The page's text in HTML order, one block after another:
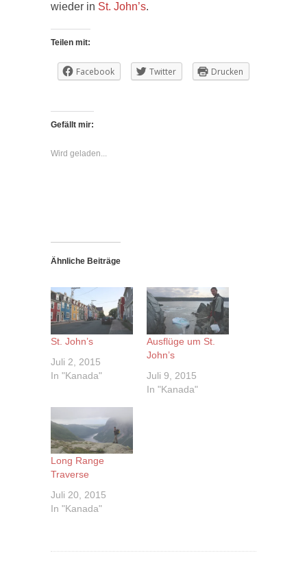
wieder in St. John’s.
Teilen mit:
Facebook Twitter Drucken
Gefällt mir:
Wird geladen...
Ähnliche Beiträge
St. John’s
Juli 2, 2015
In "Kanada"
Ausflüge um St.
John’s
Juli 9, 2015
In "Kanada"
Long Range
Traverse
Juli 20, 2015
In "Kanada"